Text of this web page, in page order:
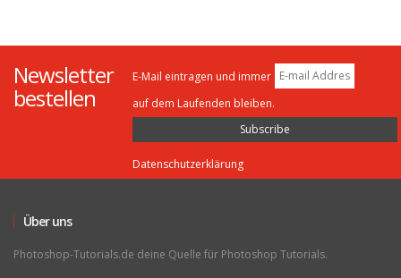
Newsletter
bestellen
E-Mail eintragen und immer
auf dem Laufenden bleiben.
Datenschutzerklärung
Über uns
Photoshop-Tutorials.de deine Quelle für Photoshop Tutorials.